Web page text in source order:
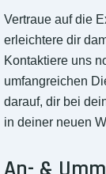
Vertraue auf die
erleichtere dir
Kontaktiere uns
umfangreichen
darauf, dir bei
in deiner neuen